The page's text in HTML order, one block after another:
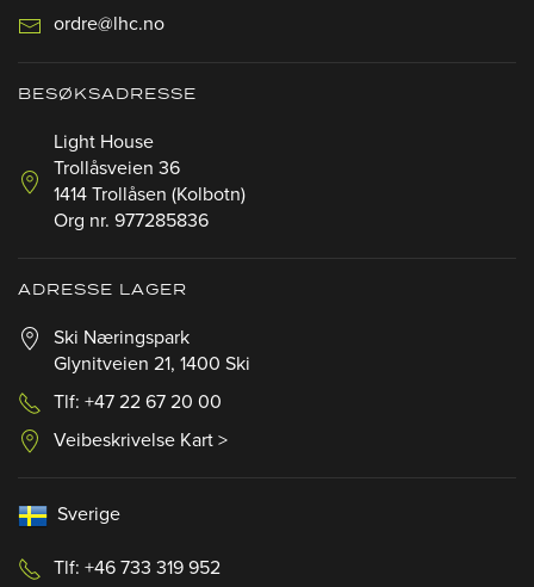
ordre@lhc.no
BESØKSADRESSE
Light House
Trollåsveien 36
1414 Trollåsen (Kolbotn)
Org nr. 977285836
ADRESSE LAGER
Ski Næringspark
Glynitveien 21, 1400 Ski
Tlf: +47 22 67 20 00
Veibeskrivelse Kart >
Sverige
Tlf: +46 733 319 952